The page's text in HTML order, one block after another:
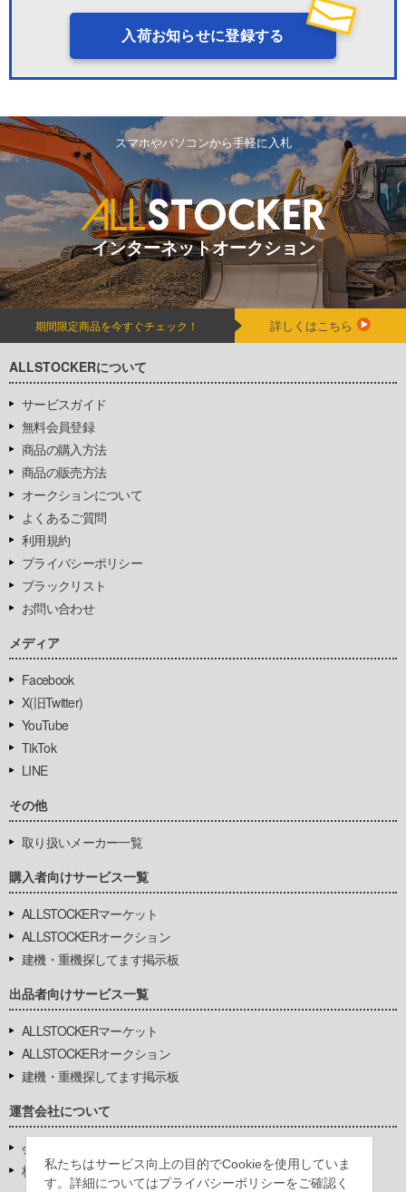
私たちはサービス向上の目的でCookieを使用していま
す。詳細についてはプライバシーポリシーをご確認く
入荷お知らせに登録する
スマホやパソコンから手軽に入札
インターネットオークション
期間限定商品を今すぐチェック！ 詳しくはこちら
ALLSTOCKERについて
サービスガイド
無料会員登録
商品の購入方法
商品の販売方法
オークションについて
よくあるご質問
利用規約
プライバシーポリシー
ブラックリスト
お問い合わせ
メディア
Facebook
X(旧Twitter)
YouTube
TikTok
LINE
その他
取り扱いメーカー一覧
購入者向けサービス一覧
ALLSTOCKERマーケット
ALLSTOCKERオークション
建機・重機探してます掲示板
出品者向けサービス一覧
ALLSTOCKERマーケット
ALLSTOCKERオークション
建機・重機探してます掲示板
運営会社について
会社基本情報
株式会社豊環境開発